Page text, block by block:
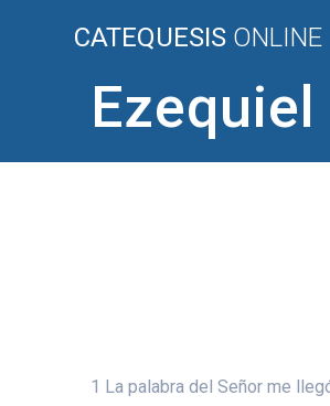
CATEQUESIS ONLINE
1 La palabra del Señor me